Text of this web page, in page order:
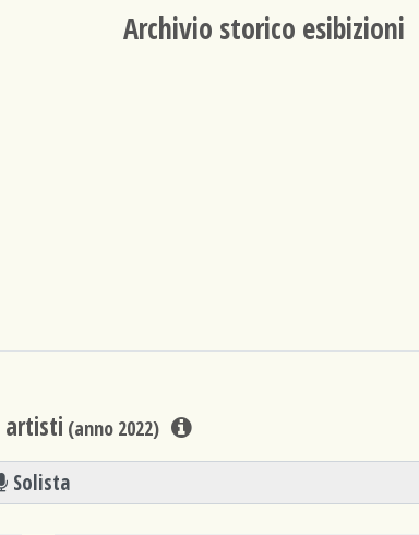
Archivio storico esibizioni
artisti (anno 2022)
Solista